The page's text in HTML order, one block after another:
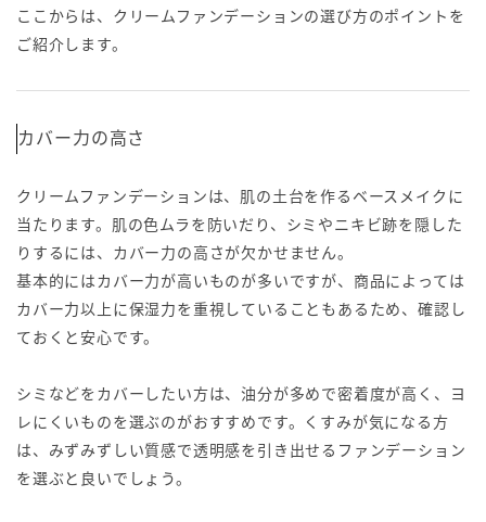
ここからは、クリームファンデーションの選び方のポイントを
ご紹介します。
カバー力の高さ
クリームファンデーションは、肌の土台を作るベースメイクに
当たります。肌の色ムラを防いだり、シミやニキビ跡を隠した
りするには、カバー力の高さが欠かせません。
基本的にはカバー力が高いものが多いですが、商品によっては
カバー力以上に保湿力を重視していることもあるため、確認し
ておくと安心です。
シミなどをカバーしたい方は、油分が多めで密着度が高く、ヨ
レにくいものを選ぶのがおすすめです。くすみが気になる方
は、みずみずしい質感で透明感を引き出せるファンデーション
を選ぶと良いでしょう。